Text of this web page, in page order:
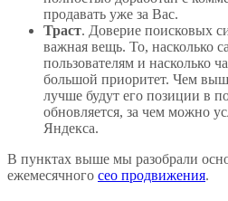
продавать уже за Вас.
Траст. Доверие поисковых
важная вещь. То, насколько
пользователям и насколько
большой приоритет. Чем
лучше будут его позиции в
обновляется, за чем можно
Яндекса.
В пунктах выше мы разобрали
ежемесячного сео продвижения.